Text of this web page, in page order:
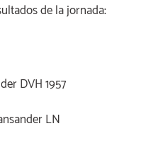
de la jornada:
DVH 1957
LN